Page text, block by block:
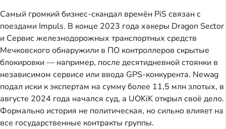
Самый громкий бизнес-скандал времён PiS связан с
поездами Impuls. В конце 2023 года хакеры Dragon Sector
и Сервис железнодорожных транспортных средств
Мечковского обнаружили в ПО контроллеров скрытые
блокировки — например, после десятидневной стоянки в
независимом сервисе или ввода GPS-конкурента. Newag
подал иски к экспертам на сумму более 11,5 млн злотых, в
августе 2024 года начался суд, а UOKiK открыл своё дело.
Формально история не политическая, но сильно влияет на
все государственные контракты группы.